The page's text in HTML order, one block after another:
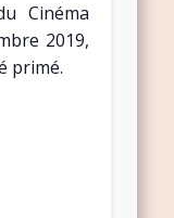
Cinéma
2019,
primé.